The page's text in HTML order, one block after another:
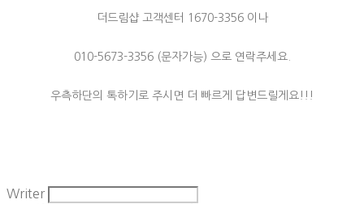
더드림샵 고객센터 1670-3356 이나
010-5673-3356 (문자가능) 으로 연락주세요.
우측하단의 톡하기로 주시면 더 빠르게 답변드릴게요!!!
Writer